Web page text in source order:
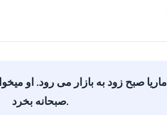
ماریا صبح زود به بازار می رود. او
صبحانه بخرد.